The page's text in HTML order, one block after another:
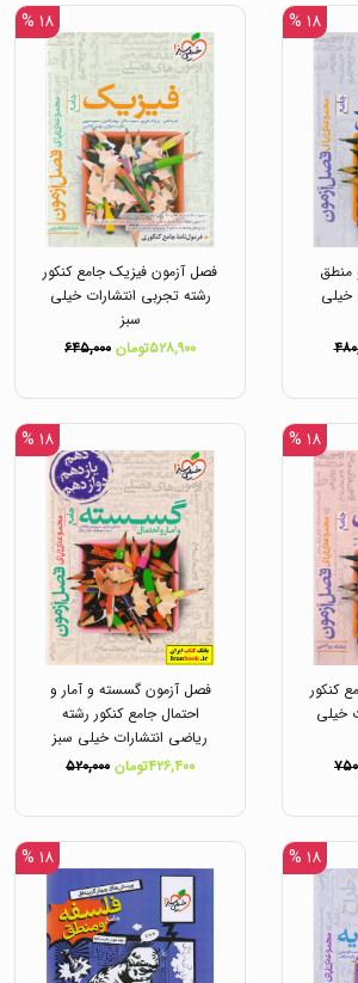
۱۸ %
منطق
خیلی
۱۸ %
فصل آزمون فیزیک جامع کنکور
رشته تجربی انتشارات خیلی
سبز
۵۲۸,۹۰۰تومان
۶۴۵,۰۰۰
۱۸ %
کنکور
خیلی
۱۸ %
فصل آزمون گسسته و آمار و
احتمال جامع کنکور رشته
ریاضی انتشارات خیلی سبز
۴۲۶,۴۰۰تومان
۵۲۰,۰۰۰
۱۸ % ۱۸ %